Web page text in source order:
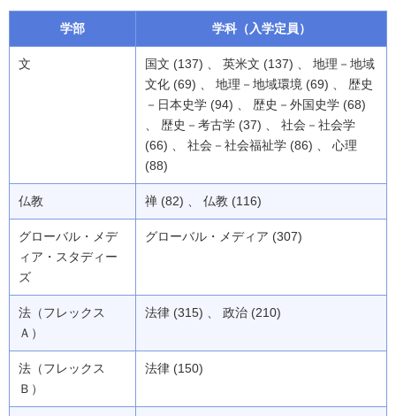
学部 学科（入学定員）
文
国文 (137) 、 英米文 (137) 、 地理－地域
文化 (69) 、 地理－地域環境 (69) 、 歴史
－日本史学 (94) 、 歴史－外国史学 (68)
、 歴史－考古学 (37) 、 社会－社会学
(66) 、 社会－社会福祉学 (86) 、 心理
(88)
仏教 禅 (82) 、 仏教 (116)
グローバル・メデ
ィア・スタディー
ズ
グローバル・メディア (307)
法（フレックス
Ａ）
法律 (315) 、 政治 (210)
法（フレックス
Ｂ）
法律 (150)